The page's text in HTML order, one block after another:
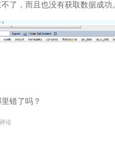
了，而且也没有获取数据成功。
错了吗？
论